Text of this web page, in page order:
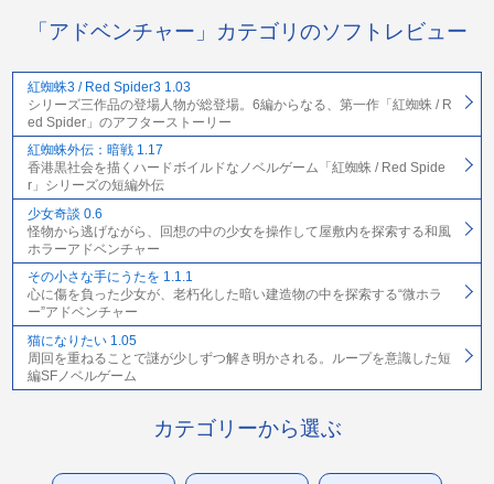
「アドベンチャー」カテゴリのソフトレビュー
紅蜘蛛3 / Red Spider3 1.03
シリーズ三作品の登場人物が総登場。6編からなる、第一作「紅蜘蛛 / R
ed Spider」のアフターストーリー
紅蜘蛛外伝：暗戦 1.17
香港黒社会を描くハードボイルドなノベルゲーム「紅蜘蛛 / Red Spide
r」シリーズの短編外伝
少女奇談 0.6
怪物から逃げながら、回想の中の少女を操作して屋敷内を探索する和風
ホラーアドベンチャー
その小さな手にうたを 1.1.1
心に傷を負った少女が、老朽化した暗い建造物の中を探索する“微ホラ
ー”アドベンチャー
猫になりたい 1.05
周回を重ねることで謎が少しずつ解き明かされる。ループを意識した短
編SFノベルゲーム
カテゴリーから選ぶ